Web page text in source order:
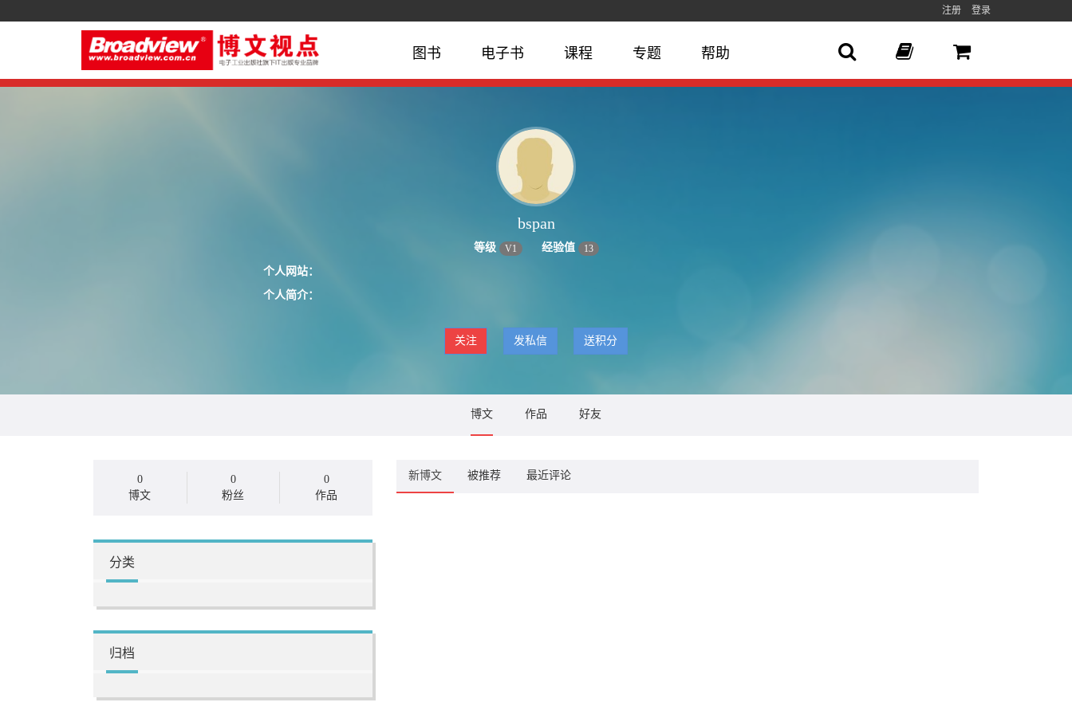
注册 登录
图书 电子书 课程 专题 帮助
bspan
等级 V1 经验值 13
个人网站：
个人简介：
关注 发私信 送积分
博文 作品 好友
0
博文
0
粉丝
0
作品
分类
归档
新博文 被推荐 最近评论